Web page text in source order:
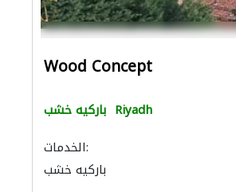
Wood Concept
باركيه خشب Riyadh
الخدمات:
باركيه خشب